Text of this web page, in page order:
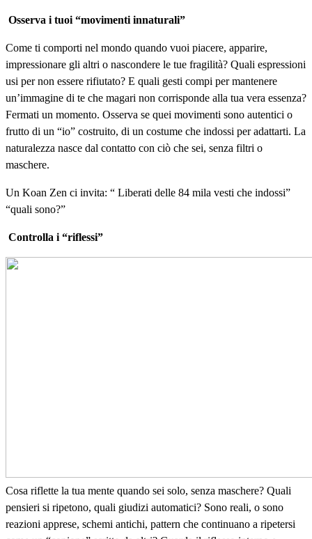
Osserva i tuoi “movimenti innaturali”
Come ti comporti nel mondo quando vuoi piacere, apparire,
impressionare gli altri o nascondere le tue fragilità? Quali espressioni
usi per non essere rifiutato? E quali gesti compi per mantenere
un’immagine di te che magari non corrisponde alla tua vera essenza?
Fermati un momento. Osserva se quei movimenti sono autentici o
frutto di un “io” costruito, di un costume che indossi per adattarti. La
naturalezza nasce dal contatto con ciò che sei, senza filtri o
maschere.
Un Koan Zen ci invita: “ Liberati delle 84 mila vesti che indossi”
“quali sono?”
Controlla i “riflessi”
Cosa riflette la tua mente quando sei solo, senza maschere? Quali
pensieri si ripetono, quali giudizi automatici? Sono reali, o sono
reazioni apprese, schemi antichi, pattern che continuano a ripetersi